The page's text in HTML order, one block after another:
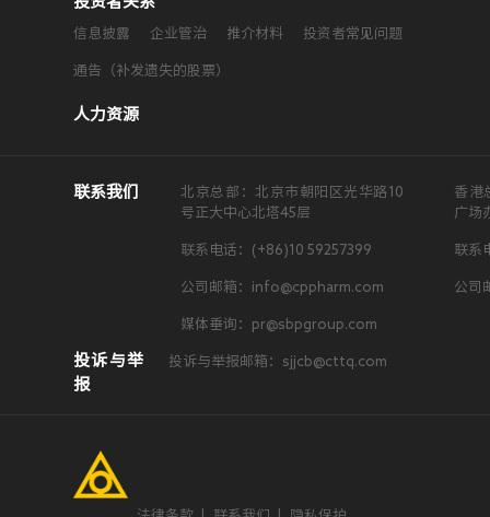
信息披露 企业管治 推介材料 投资者常见问题
通告（补发遗失的股票）
人力资源
联系我们
北京总部：北京市朝阳区光华路10
号正大中心北塔45层
联系电话：(+86)10 59257399
公司邮箱：info@cppharm.com
媒体垂询：pr@sbpgroup.com
香港
广场
联系
公司
投诉与举
报
投诉与举报邮箱：sjjcb@cttq.com